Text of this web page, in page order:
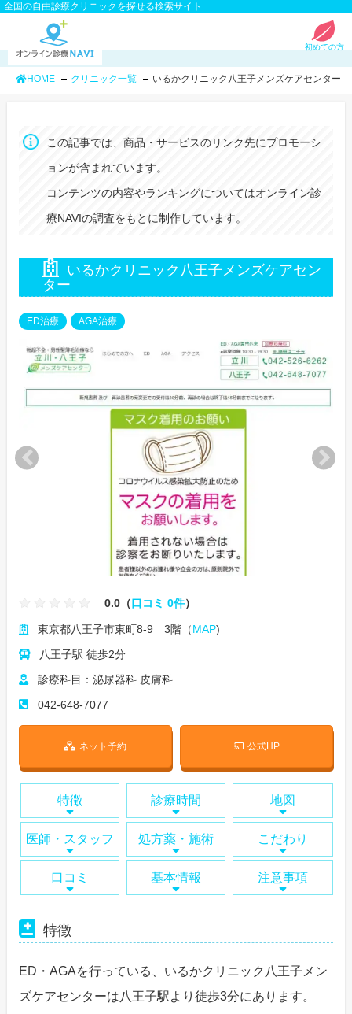
全国の自由診療クリニックを探せる検索サイト
初めての方
HOME クリニック一覧 いるかクリニック八王子メンズケアセンター
この記事では、商品・サービスのリンク先にプロモーシ
ョンが含まれています。
コンテンツの内容やランキングについてはオンライン診
療NAVIの調査をもとに制作しています。
いるかクリニック八王子メンズケアセン
ター
ED治療 AGA治療
0.0（口コミ 0件）
東京都八王子市東町8-9 3階（MAP)
八王子駅 徒歩2分
診療科目：泌尿器科 皮膚科
042-648-7077
ネット予約 公式HP
特徴 診療時間 地図
医師・スタッフ 処方薬・施術 こだわり
口コミ 基本情報 注意事項
特徴
ED・AGAを行っている、いるかクリニック八王子メン
ズケアセンターは八王子駅より徒歩3分にあります。